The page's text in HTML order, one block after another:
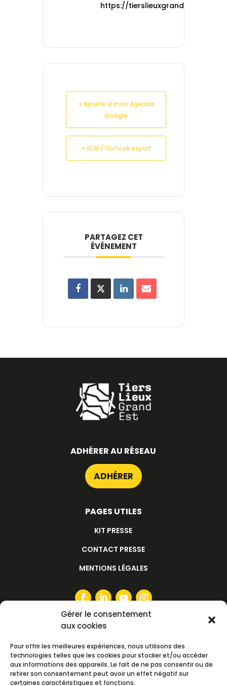
Gérer le consentement
aux cookies
Pour offrir les meilleures expériences, nous utilisons des
technologies telles que les cookies pour stocker et/ou accéder
aux informations des appareils. Le fait de ne pas consentir ou de
retirer son consentement peut avoir un effet négatif sur
certaines caractéristiques et fonctions.
https://tierslieuxgrandest.org
+ Ajouter à mon Agenda
Google
+ iCal / Outlook export
PARTAGEZ CET
ÉVÉNEMENT
ADHÉRER AU RÉSEAU
ADHÉRER
PAGES UTILES
KIT PRESSE
CONTACT PRESSE
MENTIONS LÉGALES
S'ABONNER À LA NEWSLETTER